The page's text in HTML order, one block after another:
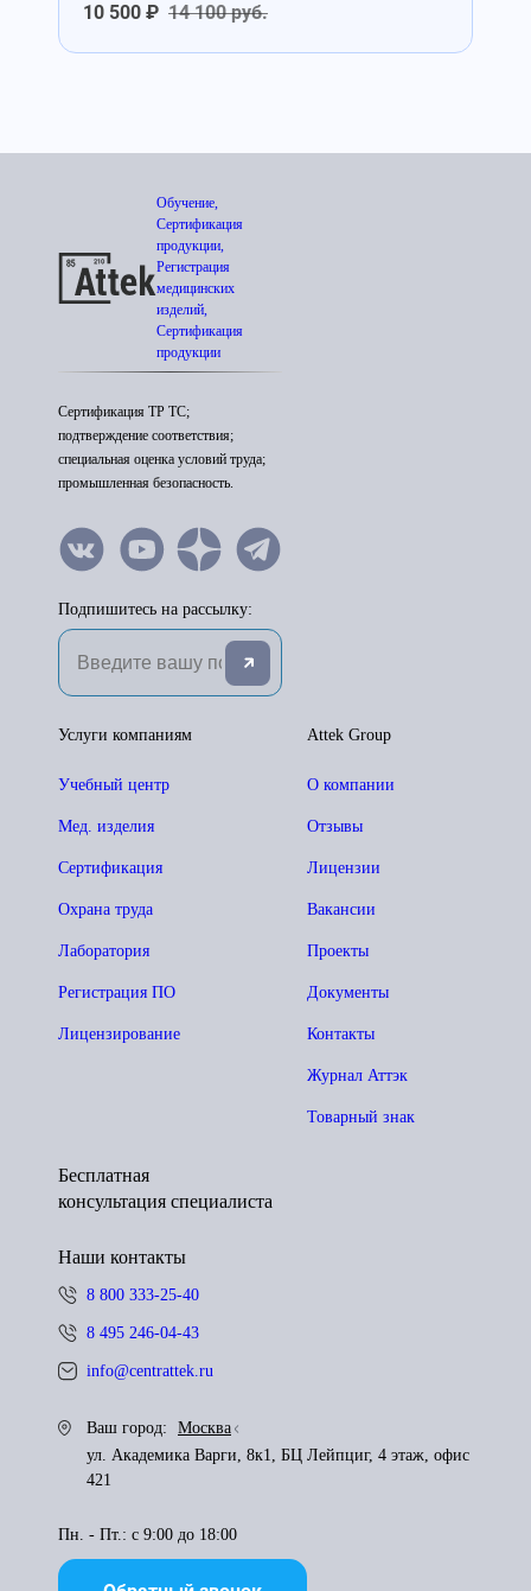
10 500 ₽ 14 100 руб.
Обучение,
Сертификация
продукции,
Регистрация
медицинских
изделий,
Сертификация
продукции
Сертификация ТР ТС;
подтверждение соответствия;
специальная оценка условий труда;
промышленная безопасность.
Подпишитесь на рассылку:
Attek Group
О компании
Отзывы
Лицензии
Вакансии
Проекты
Документы
Контакты
Журнал Аттэк
Товарный знак
Услуги компаниям
Учебный центр
Мед. изделия
Сертификация
Охрана труда
Лаборатория
Регистрация ПО
Лицензирование
Бесплатная
консультация специалиста
Наши контакты
8 800 333-25-40
8 495 246-04-43
info@centrattek.ru
Ваш город:
Москва
ул. Академика Варги, 8к1, БЦ Лейпциг, 4 этаж, офис
421
Пн. - Пт.: с 9:00 до 18:00